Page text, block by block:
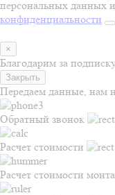
персональных данных
конфиденциальности
×
Благодарим за
Закрыть
Передаем данные, нам
Обратный звонок
Расчет стоимости
Расчет стоимости